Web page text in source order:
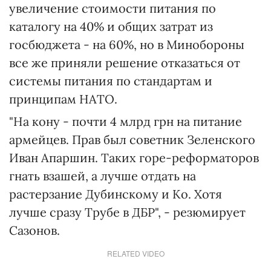
увеличение стоимости питания по
каталогу на 40% и общих затрат из
госбюджета - на 60%, но в Минобороны
все же приняли решение отказаться от
системы питания по стандартам и
принципам НАТО.
"На кону - почти 4 млрд грн на питание
армейцев. Прав был советник Зеленского
Иван Апаршин. Таких горе-реформаторов
гнать взашей, а лучше отдать на
растерзание Дубинскому и Ко. Хотя
лучше сразу Трубе в ДБР", - резюмирует
Сазонов.
RELATED VIDEO